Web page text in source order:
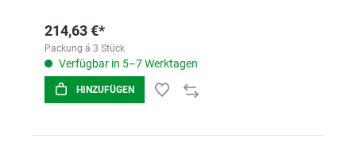
214,63 €*
Packung á 3 Stück
Verfügbar in 5–7 Werktagen
HINZUFÜGEN